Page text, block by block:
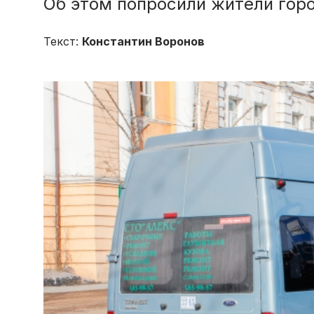
Текст: Константин Воронов